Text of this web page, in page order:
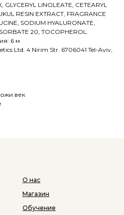
GLYCERYL LINOLEATE, CETEARYL
RESIN EXTRACT, FRAGRANCE
SODIUM HYALURONATE,
20, TOCOPHEROL.
6 м
Ltd. 4 Nirim Str. 6706041 Tel-Aviv,
век
О нас
Магазин
Обучение